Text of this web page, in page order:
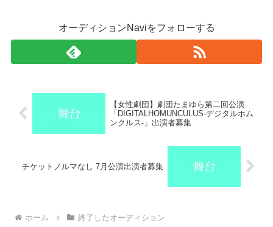
オーディションNaviをフォローする
【女性劇団】劇団たまゆら第二回公演
「DIGITALHOMUNCULUS-デジタルホム
ンクルス-」出演者募集
チケットノルマなし 7月公演出演者募集
ホーム 終了したオーディション